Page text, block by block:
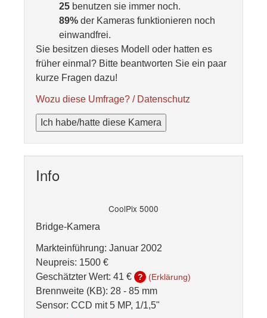
25 benutzen sie immer noch.
89% der Kameras funktionieren noch
einwandfrei.
Sie besitzen dieses Modell oder hatten es
früher einmal? Bitte beantworten Sie ein paar
kurze Fragen dazu!
Wozu diese Umfrage? / Datenschutz
Ich habe/hatte diese Kamera
Info
CoolPix 5000
Bridge-Kamera
Markteinführung: Januar 2002
Neupreis: 1500 €
Geschätzter Wert: 41 € ? (Erklärung)
Brennweite (KB): 28 - 85 mm
Sensor: CCD mit 5 MP, 1/1,5"